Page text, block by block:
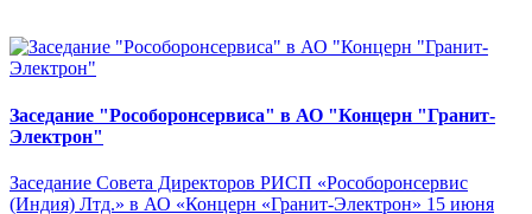
Заседание "Рособоронсервиса" в АО "Концерн "Гранит-
Электрон"
Заседание Совета Директоров РИСП «Рособоронсервис
(Индия) Лтд.» в АО «Концерн «Гранит-Электрон» 15 июня